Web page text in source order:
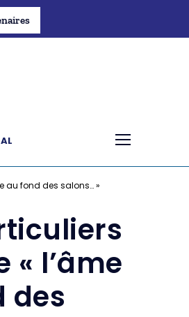
au fond des salons… »
l’âme
des